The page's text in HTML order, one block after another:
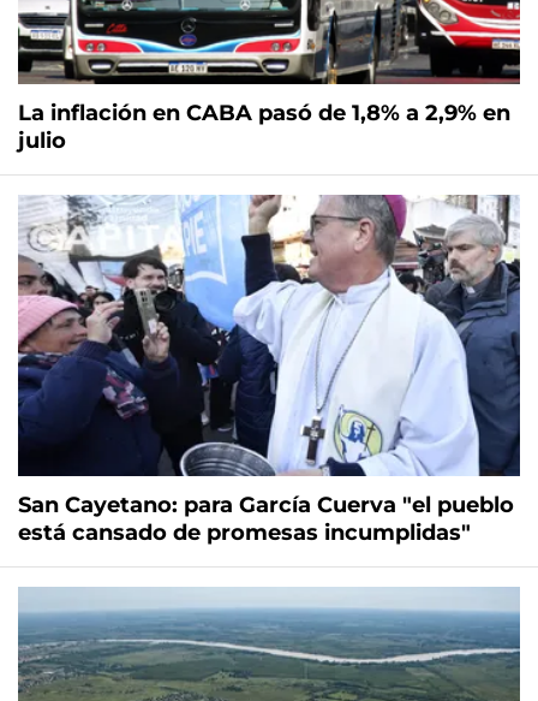
La inflación en CABA pasó de 1,8% a 2,9% en
julio
San Cayetano: para García Cuerva "el pueblo
está cansado de promesas incumplidas"